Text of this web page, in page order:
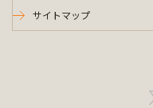
サイトマップ